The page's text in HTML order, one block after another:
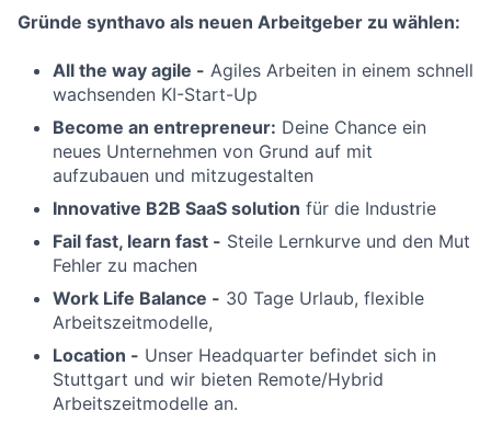
Gründe synthavo als neuen Arbeitgeber zu wählen:
All the way agile - Agiles Arbeiten in einem schnell
wachsenden KI-Start-Up
Become an entrepreneur: Deine Chance ein
neues Unternehmen von Grund auf mit
aufzubauen und mitzugestalten
Innovative B2B SaaS solution für die Industrie
Fail fast, learn fast - Steile Lernkurve und den Mut
Fehler zu machen
Work Life Balance - 30 Tage Urlaub, flexible
Arbeitszeitmodelle,
Location - Unser Headquarter befindet sich in
Stuttgart und wir bieten Remote/Hybrid
Arbeitszeitmodelle an.